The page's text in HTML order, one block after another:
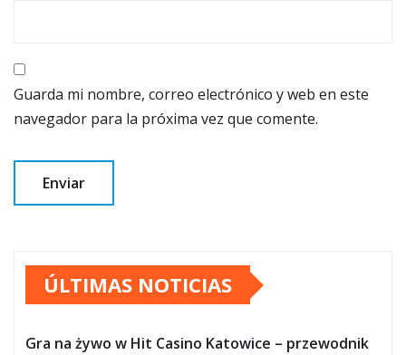
Guarda mi nombre, correo electrónico y web en este
navegador para la próxima vez que comente.
ÚLTIMAS NOTICIAS
Gra na żywo w Hit Casino Katowice – przewodnik